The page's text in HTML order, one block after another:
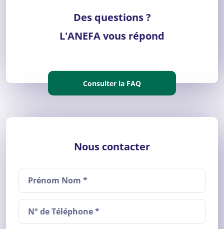
Des questions ?
L'ANEFA vous répond
Consulter la FAQ
Nous contacter